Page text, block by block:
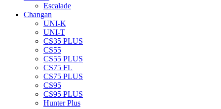
Escalade
Changan
UNI-K
UNI-T
CS35 PLUS
CS55
CS55 PLUS
CS75 FL
CS75 PLUS
CS95
CS95 PLUS
Hunter Plus